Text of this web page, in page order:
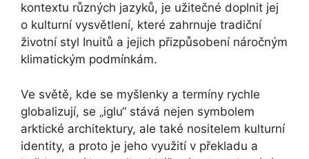
kontextu různých jazyků, je užitečné doplnit jej
o kulturní vysvětlení, které zahrnuje tradiční
životní styl Inuitů a jejich přizpůsobení náročným
klimatickým podmínkám.
Ve světě, kde se myšlenky a termíny rychle
globalizují, se „iglu“ stává nejen symbolem
arktické architektury, ale také nositelem kulturní
identity, a proto je jeho využití v překladu a